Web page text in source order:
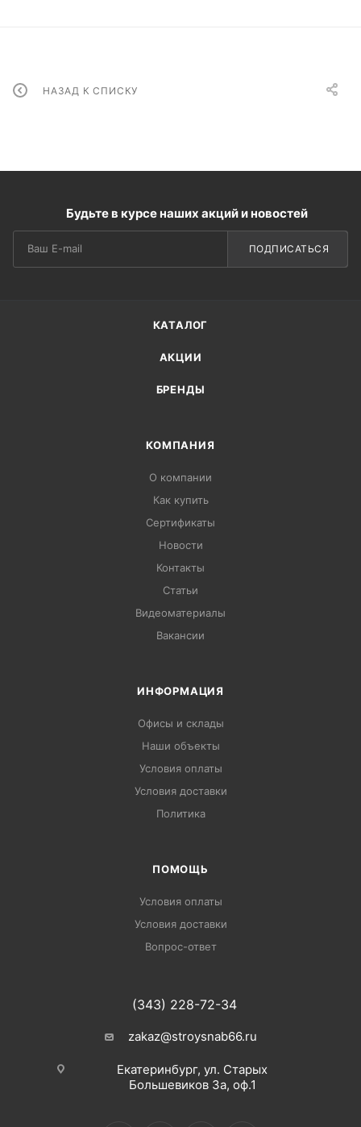
НАЗАД К СПИСКУ
Будьте в курсе наших акций и новостей
ПОДПИСАТЬСЯ
КАТАЛОГ
АКЦИИ
БРЕНДЫ
КОМПАНИЯ
О компании
Как купить
Сертификаты
Новости
Контакты
Статьи
Видеоматериалы
Вакансии
ИНФОРМАЦИЯ
Офисы и склады
Наши объекты
Условия оплаты
Условия доставки
Политика
ПОМОЩЬ
Условия оплаты
Условия доставки
Вопрос-ответ
(343) 228-72-34
zakaz@stroysnab66.ru
Екатеринбург, ул. Старых
Большевиков 3а, оф.1